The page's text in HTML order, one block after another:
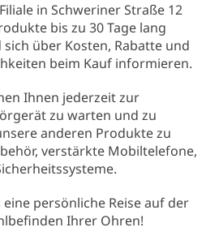
in Schweriner Straße 12
bis zu 30 Tage lang
über Kosten, Rabatte und
beim Kauf informieren.
Ihnen jederzeit zur
zu warten und zu
anderen Produkte zu
verstärkte Mobiltelefone,
persönliche Reise auf der
Ihrer Ohren!